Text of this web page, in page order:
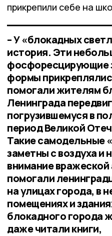
прикрепили себе на
– У «блокадных
история. Эти
фосфоресцирующие
формы
помогали жителям
Ленинграда
погрузившемуся в
период Великой
Такие самодельные
заметны с воздуха и
внимание
помогали
на улицах города, в
помещениях и
блокадного города
даже читали книги,